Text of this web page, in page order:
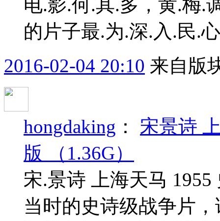
电.影.何.其.多，黄.梅.
的片子最.为.深.入.民.
2016-02-04 20:10 来自版
hongdaking ： 宋景诗
版 （1.36G）
宋.景诗 上海天马
当时的史诗级战争片